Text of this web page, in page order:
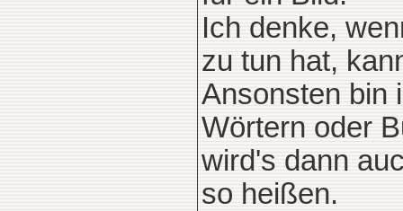
Ich denke,
zu tun hat,
Ansonsten bin
Wörtern oder
wird's dann
so heißen.